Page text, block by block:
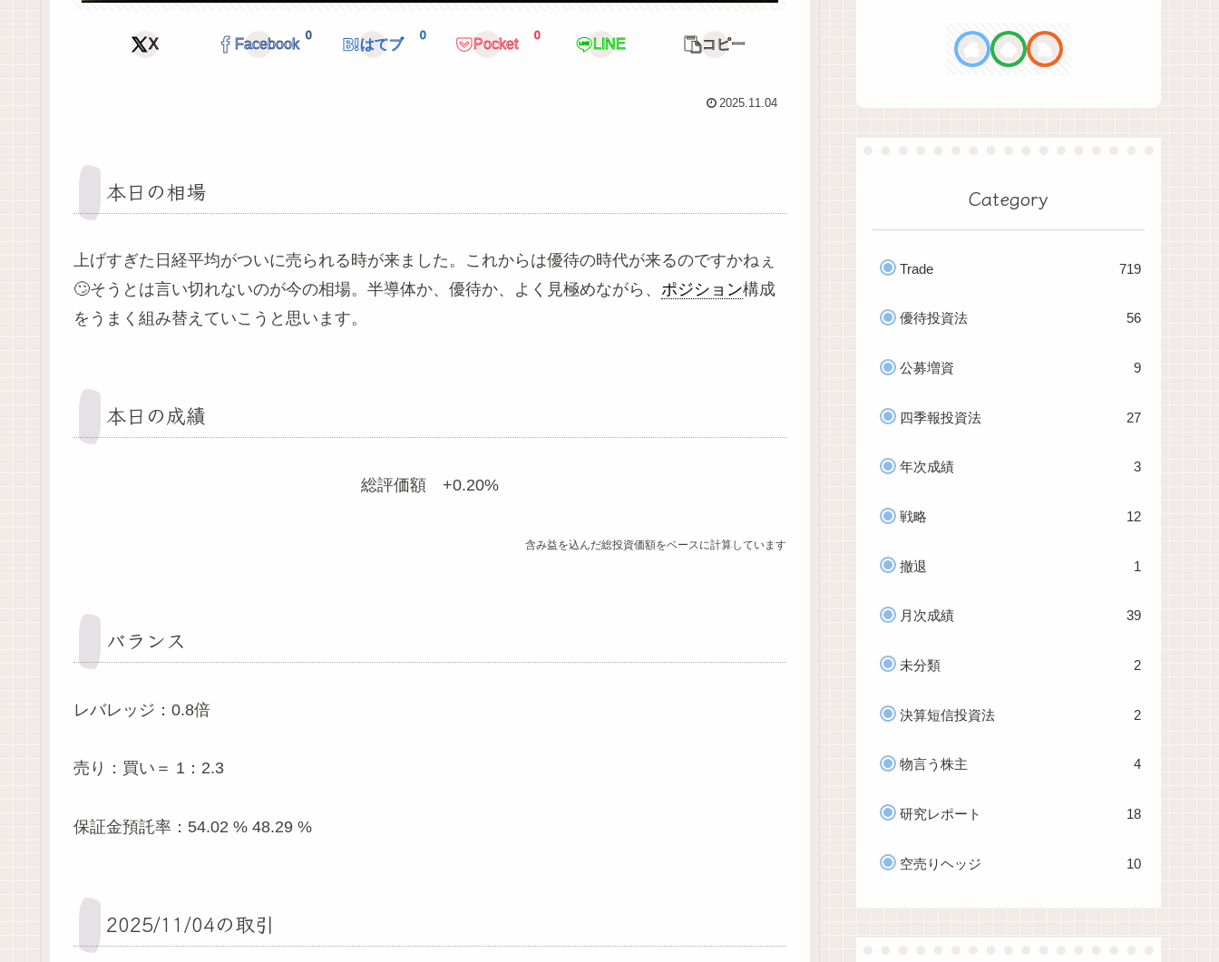
X Facebook
0
はてブ
0
Pocket
0
LINE コピー
2025.11.04
本日の相場
上げすぎた日経平均がついに売られる時が来ました。これからは優待の時代が来るのですかねぇ
🙄そうとは言い切れないのが今の相場。半導体か、優待か、よく見極めながら、 ポジション構成
をうまく組み替えていこうと思います。
本日の成績
総評価額 +0.20%
含み益を込んだ総投資価額をベースに計算しています
バランス
レバレッジ：0.8倍
売り：買い＝ 1：2.3
保証金預託率：54.02 % 48.29 %
2025/11/04の取引
Category
Trade 719
優待投資法 56
公募増資 9
四季報投資法 27
年次成績 3
戦略 12
撤退 1
月次成績 39
未分類 2
決算短信投資法 2
物言う株主 4
研究レポート 18
空売りヘッジ 10